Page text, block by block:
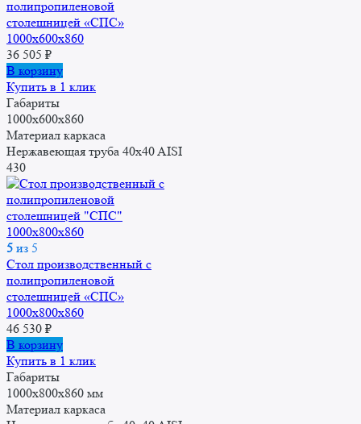
полипропиленовой
столешницей «СПС»
1000x600x860
36 505 ₽
В корзину
Купить в 1 клик
Габариты
1000x600x860
Материал каркаса
Нержавеющая труба 40x40 AISI
430
5 из 5
Стол производственный с
полипропиленовой
столешницей «СПС»
1000x800x860
46 530 ₽
В корзину
Купить в 1 клик
Габариты
1000x800x860 мм
Материал каркаса